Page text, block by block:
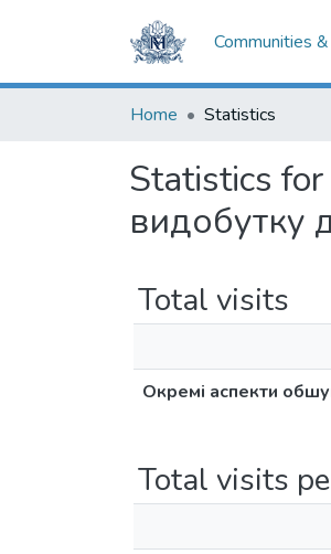
Communities
Home Statistics
Statistics
видобутку
Total visits
Окремі аспекти
Total visits